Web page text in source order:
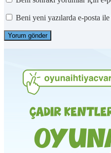
Beni yeni yazılarda e-posta